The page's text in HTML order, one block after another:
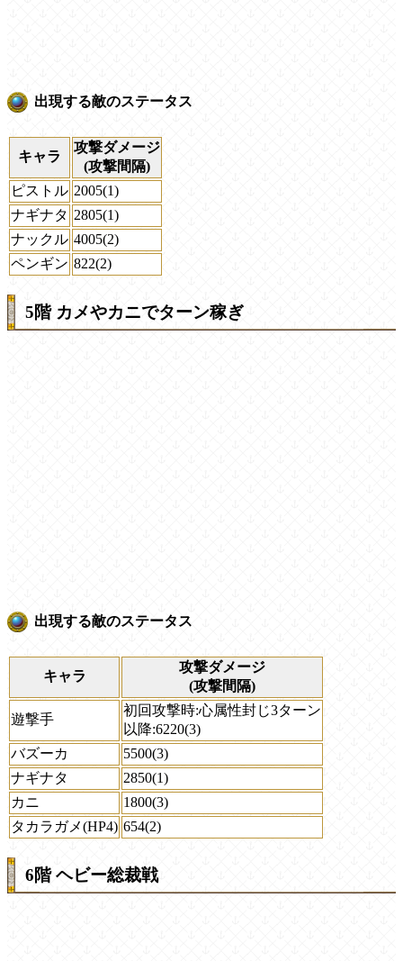
出現する敵のステータス
キャラ
攻撃ダメージ
(攻撃間隔)
ピストル 2005(1)
ナギナタ 2805(1)
ナックル 4005(2)
ペンギン 822(2)
5階 カメやカニでターン稼ぎ
出現する敵のステータス
キャラ
攻撃ダメージ
(攻撃間隔)
遊撃手
初回攻撃時:心属性封じ3ターン
以降:6220(3)
バズーカ
5500(3)
ナギナタ
2850(1)
カニ
1800(3)
タカラガメ(HP4) 654(2)
6階 ヘビー総裁戦